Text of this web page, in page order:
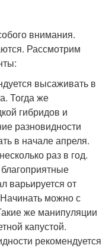
внимания.
Рассмотрим
высаживать в
Тогда же
гибридов и
разновидности
в начале апреля.
раз в год.
варьируется от
можно с
же манипуляции
капустой.
рекомендуется